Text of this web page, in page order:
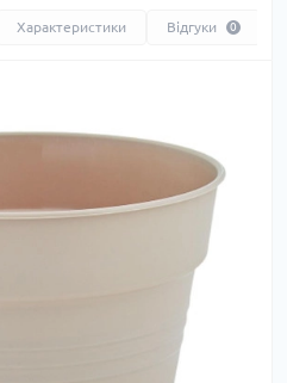
Характеристики Відгуки 0